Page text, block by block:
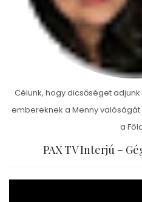
Célunk, hogy dicsőséget
embereknek a Menny
a
PAX TV Interjú –